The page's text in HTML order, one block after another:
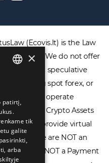
(Ecovis.lt) is the Law
provider. We do not offer
complex speculative
rolling spot forex, or
We do not operate
are NOT a Crypto Assets
we do not provide virtual
wallets. We are NOT an
РУССКИЙ
中文（简体
×
patirtį,
tik
galite
arba